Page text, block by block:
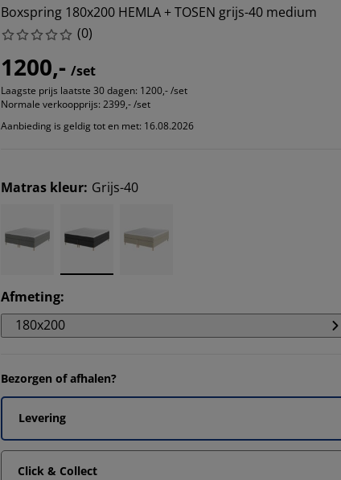
Boxspring 180x200 HEMLA + TOSEN grijs-40 medium
(0)
1200,- /set
Laagste prijs laatste 30 dagen: 1200,- /set
Normale verkoopprijs: 2399,- /set
Aanbieding is geldig tot en met: 16.08.2026
Matras kleur: Grijs-40
Afmeting:
180x200
Bezorgen of afhalen?
Levering
Click & Collect